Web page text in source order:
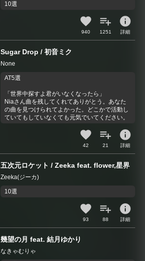
10選
940 1251
info
詳細
Sugar Drop / 初音ミク
None
AT5選
「世界中探すよ君がいなくなったら」
Niaさん曲を残してくれてありがとう。あなた
の曲を見つけられてよかった。どこかで活動し
ていてもしていなくても元気でいてください。
42 21
info
詳細
五次元ロケット / Zeeka feat. flower,星界
Zeeka(ジーカ)
10選
93 88
info
詳細
幾望の月 feat. 結月ゆかり
なきゃむりゃ